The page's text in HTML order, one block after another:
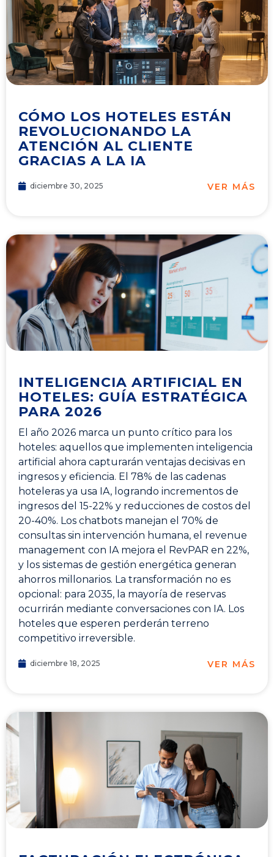
CÓMO LOS HOTELES ESTÁN
REVOLUCIONANDO LA
ATENCIÓN AL CLIENTE
GRACIAS A LA IA
diciembre 30, 2025 VER MÁS
INTELIGENCIA ARTIFICIAL EN
HOTELES: GUÍA ESTRATÉGICA
PARA 2026
El año 2026 marca un punto crítico para los
hoteles: aquellos que implementen inteligencia
artificial ahora capturarán ventajas decisivas en
ingresos y eficiencia. El 78% de las cadenas
hoteleras ya usa IA, logrando incrementos de
ingresos del 15-22% y reducciones de costos del
20-40%. Los chatbots manejan el 70% de
consultas sin intervención humana, el revenue
management con IA mejora el RevPAR en 22%,
y los sistemas de gestión energética generan
ahorros millonarios. La transformación no es
opcional: para 2035, la mayoría de reservas
ocurrirán mediante conversaciones con IA. Los
hoteles que esperen perderán terreno
competitivo irreversible.
diciembre 18, 2025 VER MÁS